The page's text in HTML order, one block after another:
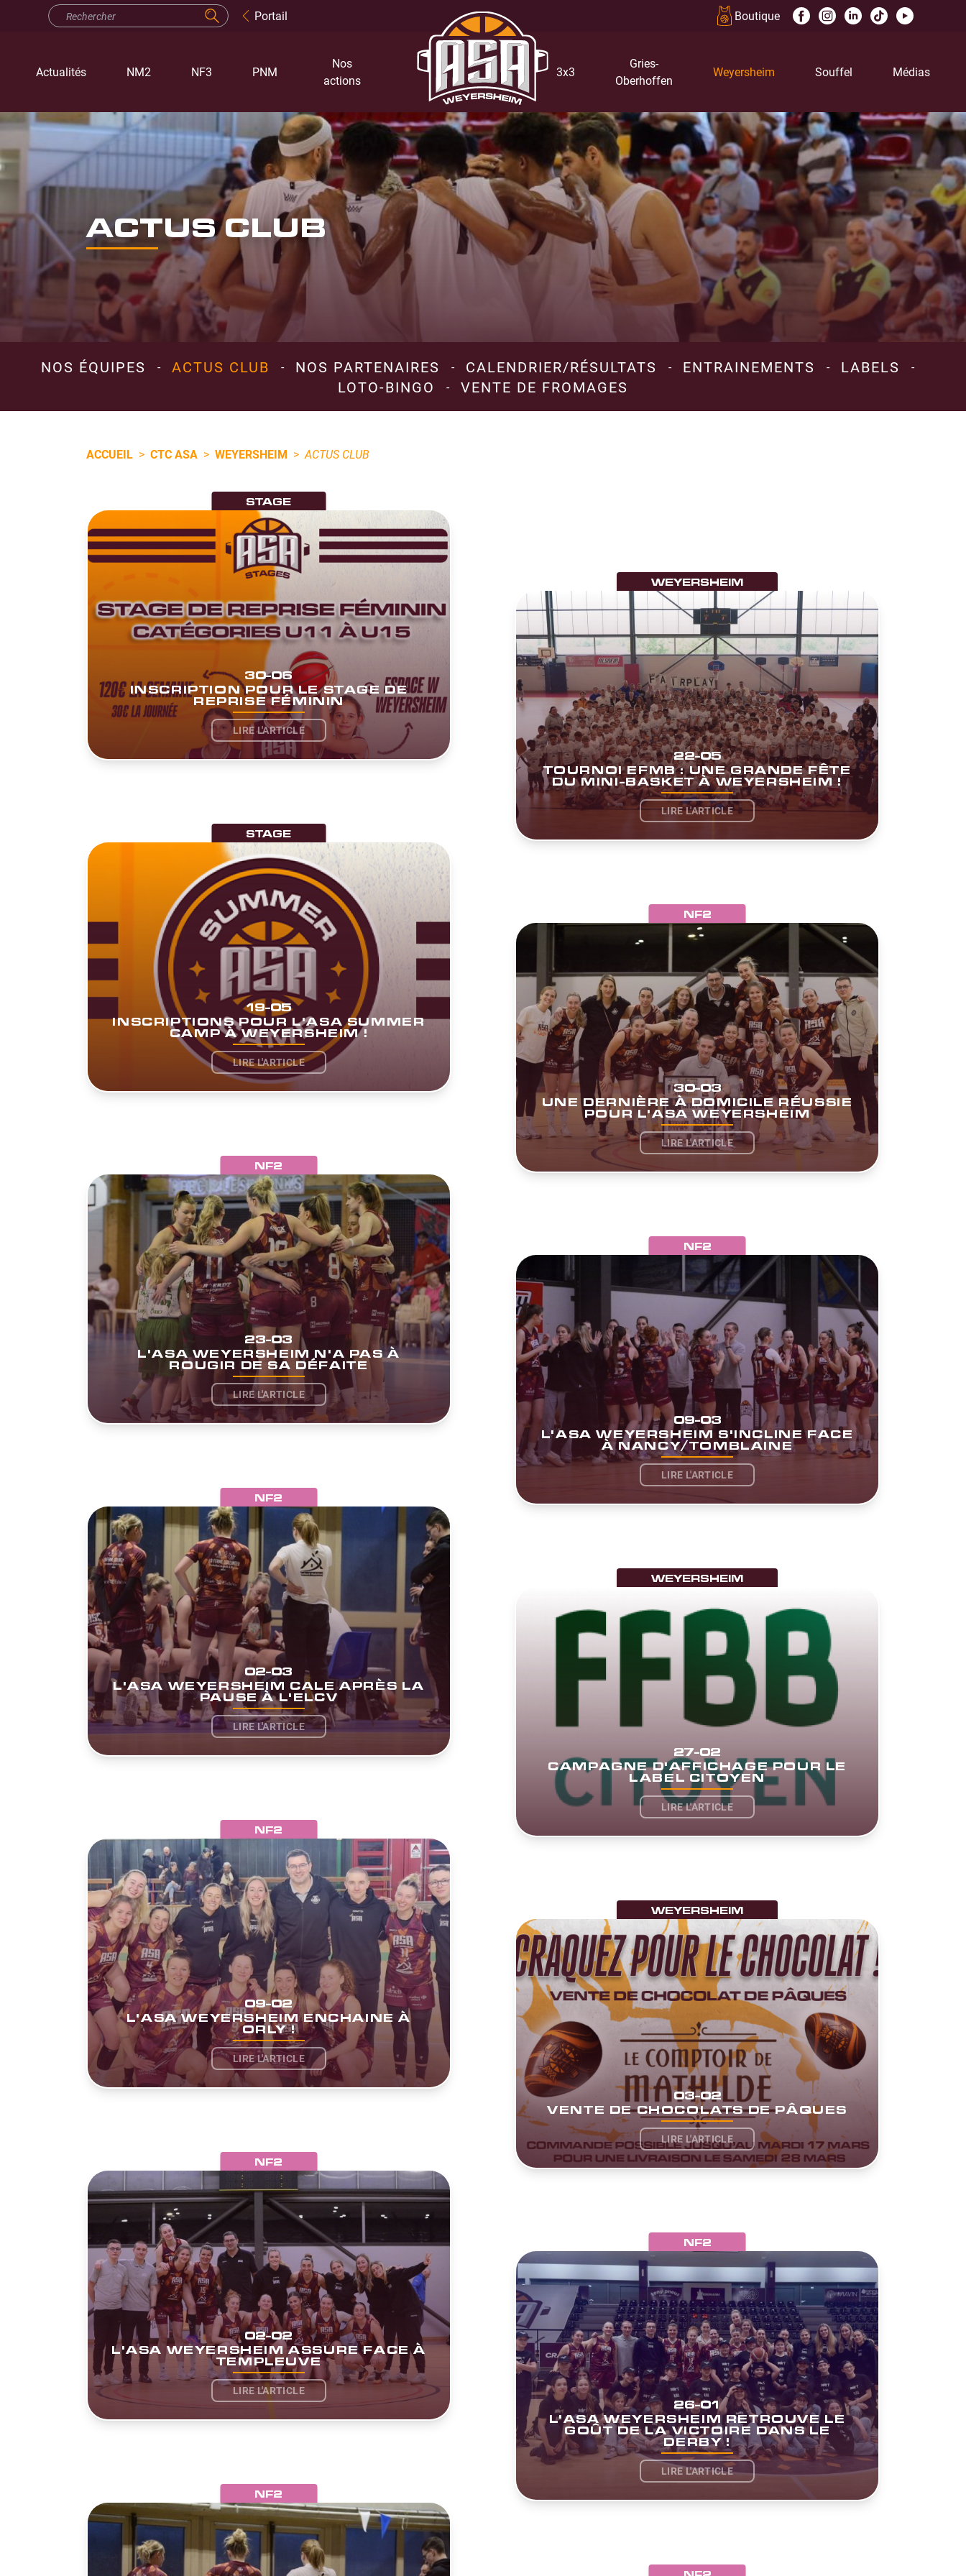
Portail Boutique
Actualités NM2 NF3 PNM
Nos
actions
3x3
Gries-
Oberhoffen
Weyersheim Souffel Médias
ACTUS CLUB
NOS ÉQUIPES - ACTUS CLUB - NOS PARTENAIRES - CALENDRIER/RÉSULTATS - ENTRAINEMENTS - LABELS -
LOTO-BINGO - VENTE DE FROMAGES
ACCUEIL > CTC ASA > WEYERSHEIM > ACTUS CLUB
STAGE
30-06
INSCRIPTION POUR LE STAGE DE
REPRISE FÉMININ
LIRE L'ARTICLE
WEYERSHEIM
22-05
TOURNOI EFMB : UNE GRANDE FÊTE
DU MINI-BASKET À WEYERSHEIM !
LIRE L'ARTICLE
STAGE
19-05
INSCRIPTIONS POUR L'ASA SUMMER
CAMP À WEYERSHEIM !
LIRE L'ARTICLE
NF2
30-03
UNE DERNIÈRE À DOMICILE RÉUSSIE
POUR L'ASA WEYERSHEIM
LIRE L'ARTICLE
NF2
23-03
L'ASA WEYERSHEIM N'A PAS À
ROUGIR DE SA DÉFAITE
LIRE L'ARTICLE
NF2
09-03
L'ASA WEYERSHEIM S'INCLINE FACE
À NANCY/TOMBLAINE
LIRE L'ARTICLE
NF2
02-03
L'ASA WEYERSHEIM CALE APRÈS LA
PAUSE À L'ELCV
LIRE L'ARTICLE
WEYERSHEIM
27-02
CAMPAGNE D'AFFICHAGE POUR LE
LABEL CITOYEN
LIRE L'ARTICLE
NF2
09-02
L'ASA WEYERSHEIM ENCHAINE À
ORLY !
LIRE L'ARTICLE
WEYERSHEIM
03-02
VENTE DE CHOCOLATS DE PÂQUES
LIRE L'ARTICLE
NF2
02-02
L'ASA WEYERSHEIM ASSURE FACE À
TEMPLEUVE
LIRE L'ARTICLE
NF2
26-01
L'ASA WEYERSHEIM RETROUVE LE
GOÛT DE LA VICTOIRE DANS LE
DERBY !
LIRE L'ARTICLE
NF2